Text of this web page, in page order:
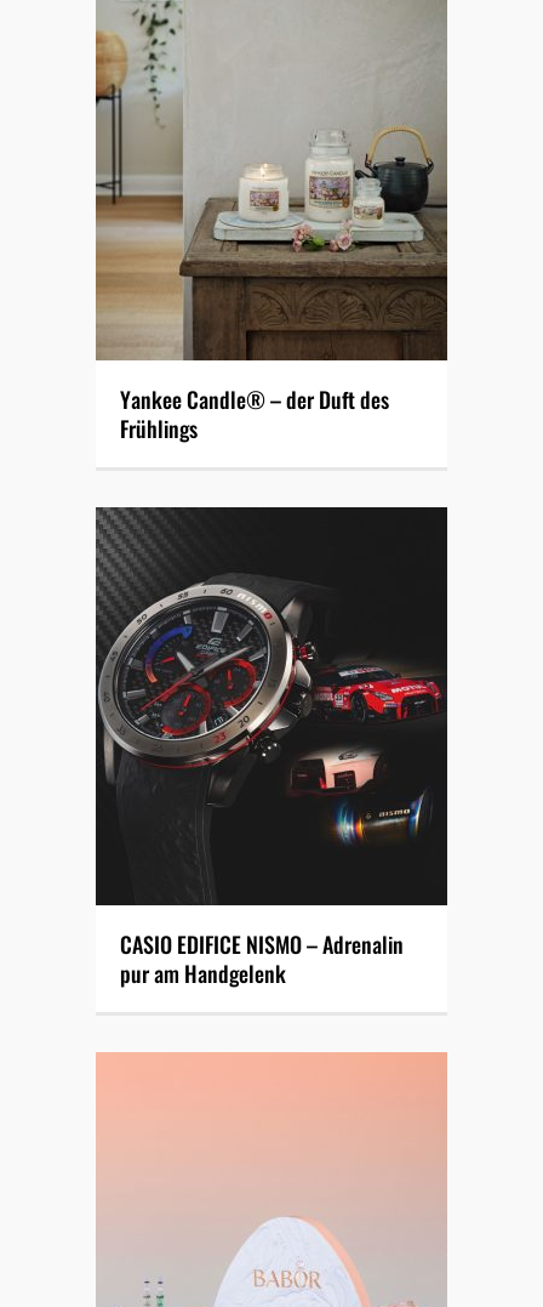
Yankee Candle® – der Duft des
Frühlings
CASIO EDIFICE NISMO – Adrenalin
pur am Handgelenk